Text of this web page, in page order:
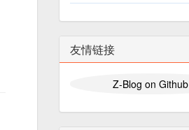
友情链接
Z-Blog on Github